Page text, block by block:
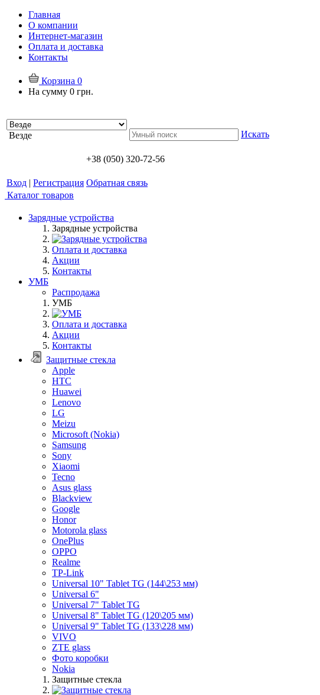
Главная
О компании
Интернет-магазин
Оплата и доставка
Контакты
Корзина 0
На сумму 0 грн.
Везде Искать
+38 (050) 320-72-56
Вход | Регистрация Обратная связь
Каталог товаров
Зарядные устройства
Зарядные устройства
Оплата и доставка
Акции
Контакты
УМБ
Распродажа
УМБ
Оплата и доставка
Акции
Контакты
Защитные стекла
Apple
HTC
Huawei
Lenovo
LG
Meizu
Microsoft (Nokia)
Samsung
Sony
Xiaomi
Tecno
Asus glass
Blackview
Google
Honor
Motorola glass
OnePlus
OPPO
Realme
TP-Link
Universal 10" Tablet TG (144\253 мм)
Universal 6"
Universal 7" Tablet TG
Universal 8" Tablet TG (120\205 мм)
Universal 9" Tablet TG (133\228 мм)
VIVO
ZTE glass
Фото коробки
Nokia
Защитные стекла